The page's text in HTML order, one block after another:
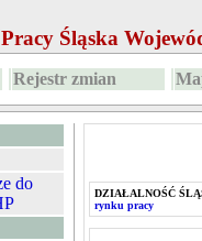
Śląska
Rejestr zmian
do
DZIAŁALNOŚĆ
rynku pracy